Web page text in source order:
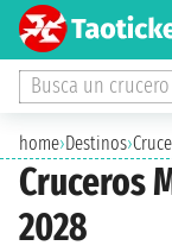
Busca un crucero
home›Destinos›
Cruceros
2028